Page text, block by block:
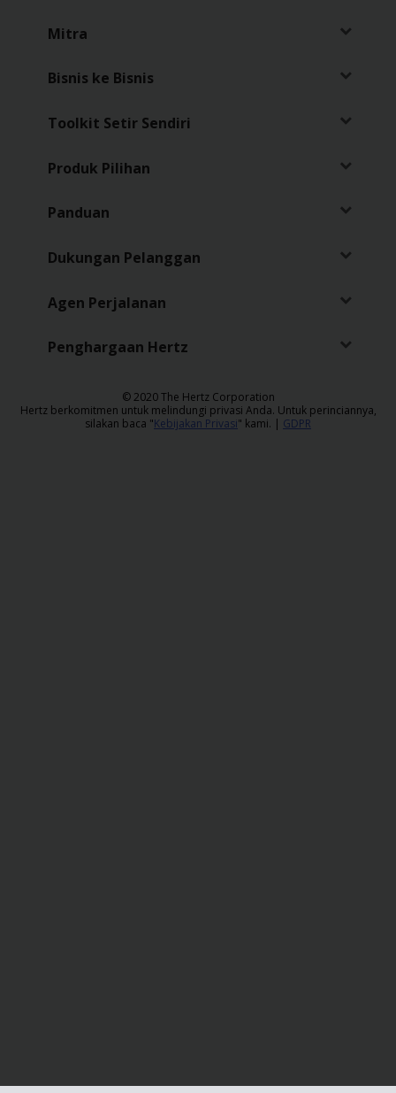
Mitra
Bisnis ke Bisnis
Toolkit Setir Sendiri
Produk Pilihan
Panduan
Dukungan Pelanggan
Agen Perjalanan
Penghargaan Hertz
​© 2020 The Hertz Corporation
Hertz berkomitmen untuk melindungi privasi Anda. Untuk perinciannya,
silakan baca "Kebijakan Privasi" kami. | GDPR